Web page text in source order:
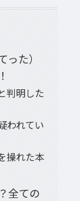
った）
判明した
われてい
操れた本
全ての